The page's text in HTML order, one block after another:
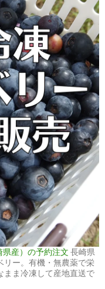
県産）の予約注文 長崎県
リー。有機・無農薬で栄
まま冷凍して産地直送で